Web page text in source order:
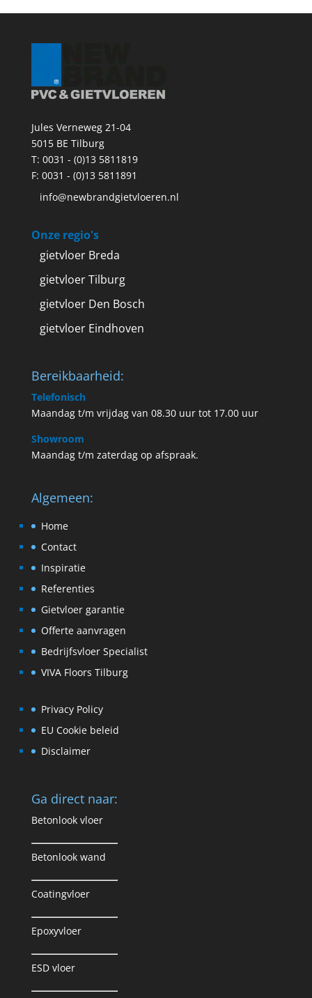
Jules Verneweg 21-04
5015 BE Tilburg
T: 0031 - (0)13 5811819
F: 0031 - (0)13 5811891
info@newbrandgietvloeren.nl
Onze regio's
gietvloer Breda
gietvloer Tilburg
gietvloer Den Bosch
gietvloer Eindhoven
Bereikbaarheid:
Telefonisch
Maandag t/m vrijdag van 08.30 uur tot 17.00 uur
Showroom
Maandag t/m zaterdag op afspraak.
Algemeen:
Home
Contact
Inspiratie
Referenties
Gietvloer garantie
Offerte aanvragen
Bedrijfsvloer Specialist
VIVA Floors Tilburg
Privacy Policy
EU Cookie beleid
Disclaimer
Ga direct naar:
Betonlook vloer
Betonlook wand
Coatingvloer
Epoxyvloer
ESD vloer